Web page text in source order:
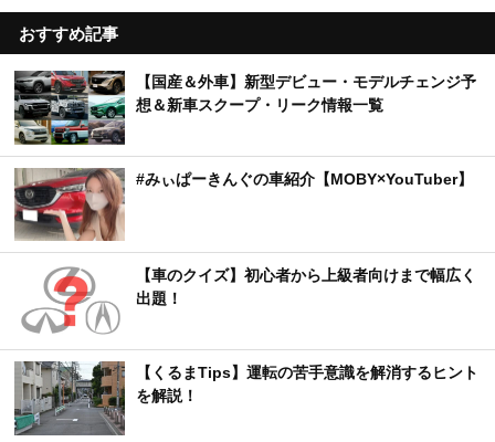
おすすめ記事
【国産＆外車】新型デビュー・モデルチェンジ予
想＆新車スクープ・リーク情報一覧
#みぃぱーきんぐの車紹介【MOBY×YouTuber】
【車のクイズ】初心者から上級者向けまで幅広く
出題！
【くるまTips】運転の苦手意識を解消するヒント
を解説！